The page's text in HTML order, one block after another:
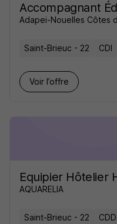
Accompagnant
Adapei-Nouelles Côtes
Saint-Brieuc - 22 CDI
Voir l’offre
Equipier Hôtelier
AQUARELIA
Saint-Brieuc - 22 CDD